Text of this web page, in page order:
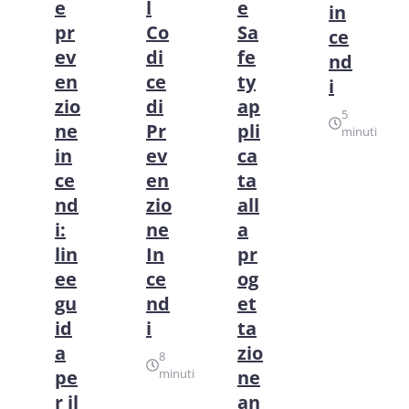
e
pr
ev
en
zio
ne
in
ce
nd
i:
lin
ee
gu
id
a
pe
r il
l
Co
di
ce
di
Pr
ev
en
zio
ne
In
ce
nd
i
8
minuti
e
Sa
fe
ty
ap
pli
ca
ta
all
a
pr
og
et
ta
zio
ne
an
in
ce
nd
i
5
minuti